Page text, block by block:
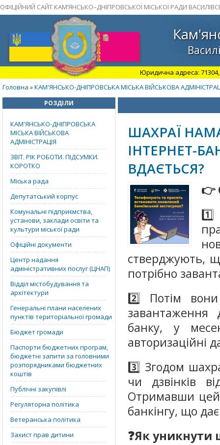
ОФІЦІЙНИЙ САЙТ КАМ’ЯНСЬКО–ДНІПРОВСЬКОЇ МІСЬКОЇ РАДИ
Юридична адреса: 71304,
Головна »КАМ'ЯНСЬКО-ДНІПРОВСЬКА МІСЬКА ВІЙСЬКОВА
РОЗДІЛИ
КАМ'ЯНСЬКО-ДНІПРОВСЬКА
МІСЬКА ВІЙСЬКОВА
АДМІНІСТРАЦІЯ
ЗВІТ. РІК РОБОТИ. ПІДСУМКИ.
КОРОТКО
Міська рада
Депутатський корпус
Комунальні підприємства,
установи, заклади освіти та
культури міської ради
Офіційні документи
Центр надання
адміністративних послуг (ЦНАП)
Відділ містобудування та
архітектури
Генеральні плани населених
пунктів територіальної громади
Бюджет громади
Паспорти бюджетних програм,
бюджетні запити за головними
розпорядниками бюджетних
коштів
Публічні закупівлі
Регуляторна політика
Ветеранська політика
Захист прав дитини
ШАХРАЇ
ІНТЕРНЕТ-
ВДАЄТЬСЯ?
👉
стверджують,
потрібно
2️⃣ Потім
завантаження
банку, у
авторизаційні
3️⃣ Згодом
чи дзвінків
Отримавши цей
банкінгу, що
❓Як уникнути